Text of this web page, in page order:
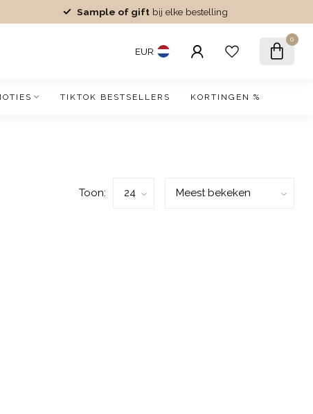
Sample of gift bij elke bestelling
EUR
0
TIKTOK BESTSELLERS KORTINGEN %
Toon: